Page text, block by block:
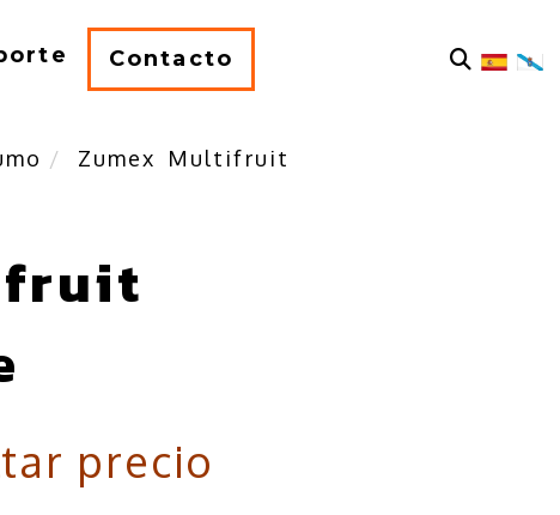
Contacto
Zumex Multifruit
precio